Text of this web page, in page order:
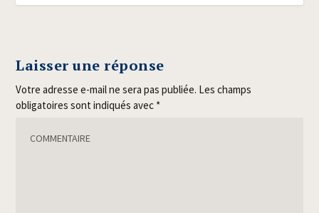
Laisser une réponse
Votre adresse e-mail ne sera pas publiée. Les champs
obligatoires sont indiqués avec *